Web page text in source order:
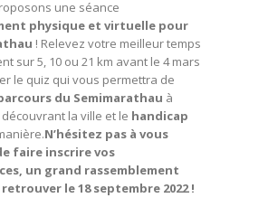
une séance
physique et virtuelle pour
! Relevez votre meilleur temps
sur 5, 10 ou 21 km avant le 4 mars
le quiz qui vous permettra de
du Semimarathau à
la ville et le handicap
N’hésitez pas à vous
faire inscrire vos
un grand rassemblement
le 18 septembre 2022 !